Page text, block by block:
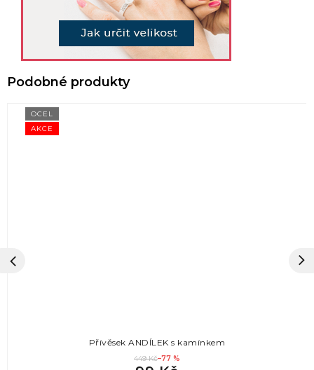
AKCE
OCEL
Přívěsek ANDÍLEK s kamínkem
449 Kč–77 %